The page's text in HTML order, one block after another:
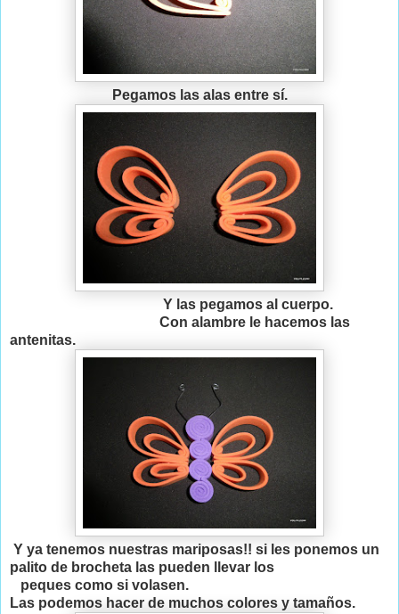
Pegamos las alas entre sí.
Y las pegamos al cuerpo.
Con alambre le hacemos las
antenitas.
Y ya tenemos nuestras mariposas!! si les ponemos un
palito de brocheta las pueden llevar los
peques como si volasen.
Las podemos hacer de muchos colores y tamaños.